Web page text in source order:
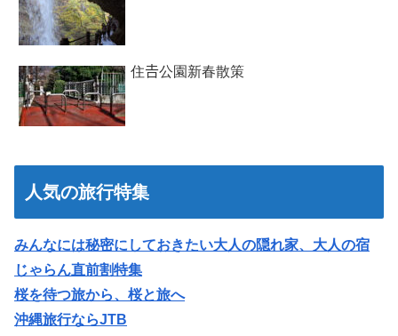
住𠮷公園新春散策
人気の旅行特集
みんなには秘密にしておきたい大人の隠れ家、大人の宿
じゃらん直前割特集
桜を待つ旅から、桜と旅へ
沖縄旅行ならJTB